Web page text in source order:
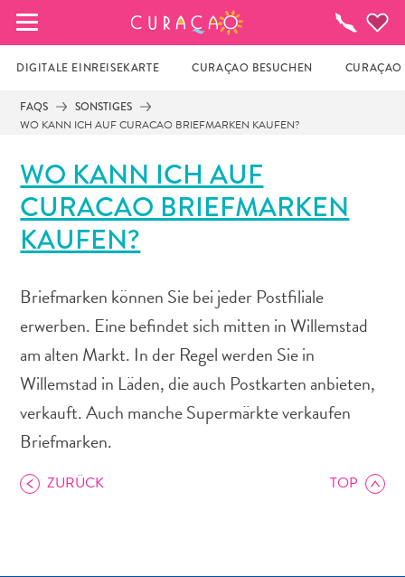
To-
do-
Liste
FAQS
SONSTIGES
WO KANN ICH AUF CURACAO BRIEFMARKEN KAUFEN?
DIGITALE EINREISEKARTE CURAÇAO BESUCHEN CURAÇAO
WO KANN ICH AUF
CURACAO BRIEFMARKEN
KAUFEN?
Briefmarken können Sie bei jeder Postfiliale
erwerben. Eine befindet sich mitten in Willemstad
am alten Markt. In der Regel werden Sie in
Willemstad in Läden, die auch Postkarten anbieten,
verkauft. Auch manche Supermärkte verkaufen
Briefmarken.
TOP
ZURÜCK
MEINE FAVORITEN
Es schaut so aus, als ob Sie noch keine
haben.
Wenn Sie etwas für später speichern möchten, klicken
Sie auf das